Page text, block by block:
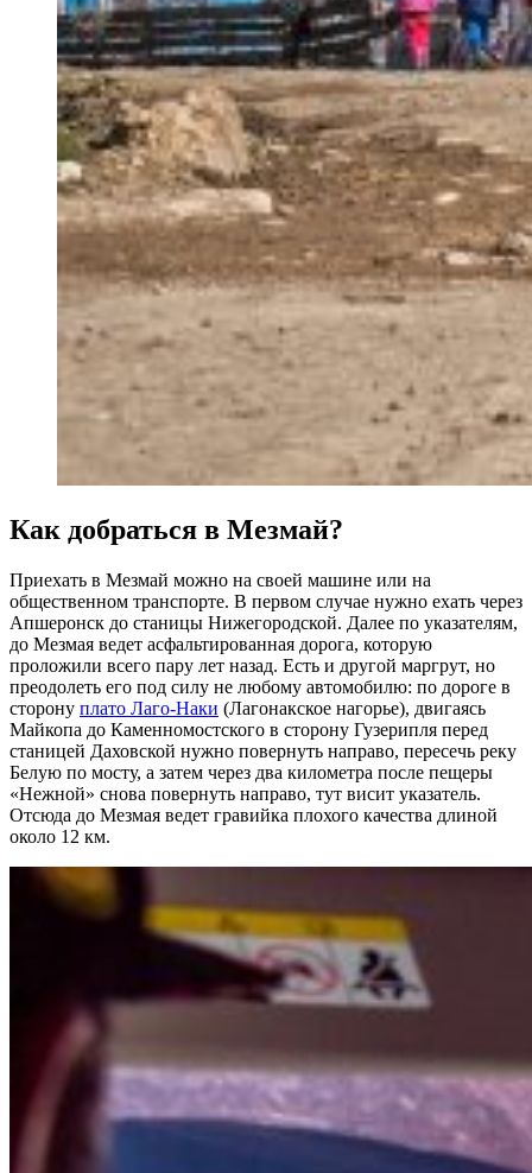
Как добраться в Мезмай?
Приехать в Мезмай можно на своей машине или на
общественном транспорте. В первом случае нужно ехать через
Апшеронск до станицы Нижегородской. Далее по указателям,
до Мезмая ведет асфальтированная дорога, которую
проложили всего пару лет назад. Есть и другой маргрут, но
преодолеть его под силу не любому автомобилю: по дороге в
сторону плато Лаго-Наки (Лагонакское нагорье), двигаясь
Майкопа до Каменномостского в сторону Гузерипля перед
станицей Даховской нужно повернуть направо, пересечь реку
Белую по мосту, а затем через два километра после пещеры
«Нежной» снова повернуть направо, тут висит указатель.
Отсюда до Мезмая ведет гравийка плохого качества длиной
около 12 км.